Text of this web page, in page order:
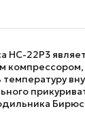
НС-22P3